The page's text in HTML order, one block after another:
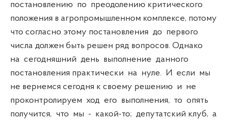
постановлению по преодолению критического
положения в агропромышленном комплексе, потому
что согласно этому постановления до первого
числа должен быть решен ряд вопросов. Однако
на сегодняшний день выполнение данного
постановления практически на нуле. И если мы
не вернемся сегодня к своему решению и не
проконтролируем ход его выполнения, то опять
получится, что мы - какой-то; депутатский клуб, а